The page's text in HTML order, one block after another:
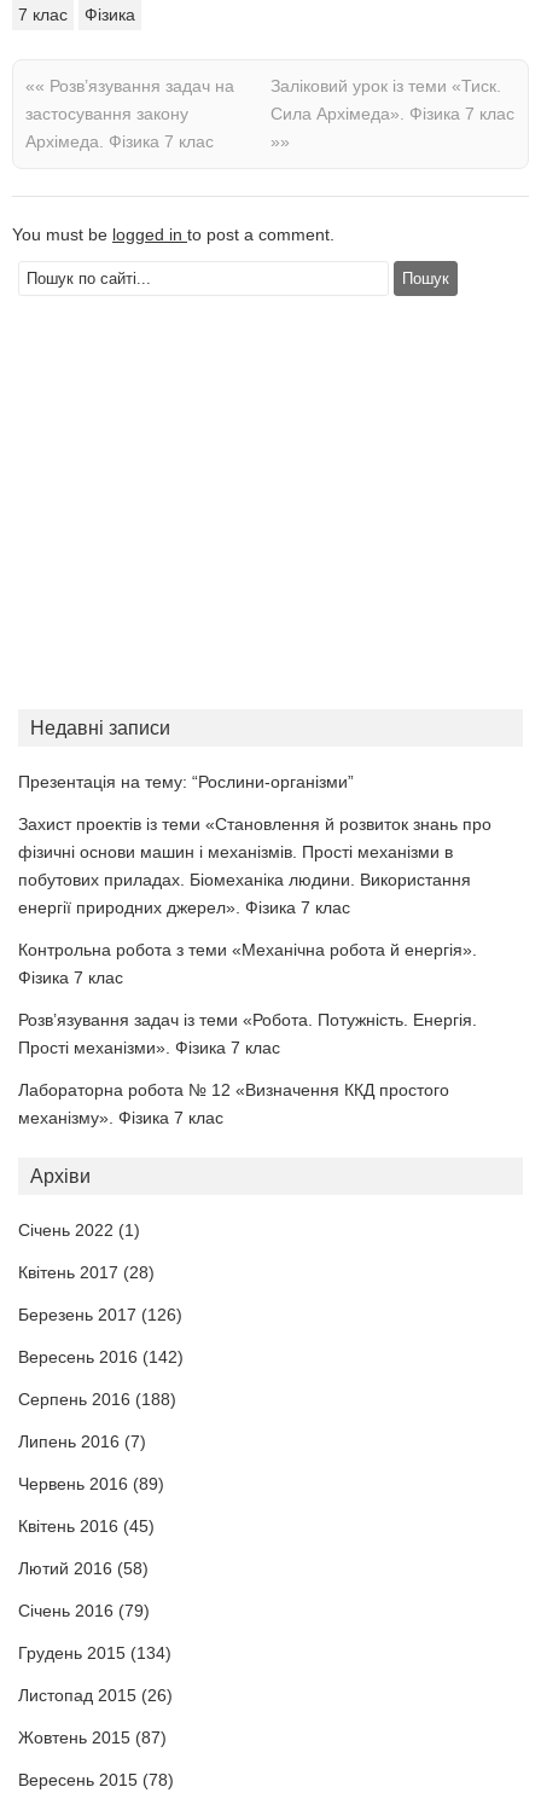
7 клас Фізика
«« Розв’язування задач на
застосування закону
Архімеда. Фізика 7 клас
Заліковий урок із теми «Тиск.
Сила Архімеда». Фізика 7 клас
»»
You must be logged in to post a comment.
Недавні записи
Презентація на тему: “Рослини-організми”
Захист проектів із теми «Становлення й розвиток знань про
фізичні основи машин і механізмів. Прості механізми в
побутових приладах. Біомеханіка людини. Використання
енергії природних джерел». Фізика 7 клас
Контрольна робота з теми «Механічна робота й енергія».
Фізика 7 клас
Розв’язування задач із теми «Робота. Потужність. Енергія.
Прості механізми». Фізика 7 клас
Лабораторна робота № 12 «Визначення ККД простого
механізму». Фізика 7 клас
Архіви
Січень 2022 (1)
Квітень 2017 (28)
Березень 2017 (126)
Вересень 2016 (142)
Серпень 2016 (188)
Липень 2016 (7)
Червень 2016 (89)
Квітень 2016 (45)
Лютий 2016 (58)
Січень 2016 (79)
Грудень 2015 (134)
Листопад 2015 (26)
Жовтень 2015 (87)
Вересень 2015 (78)